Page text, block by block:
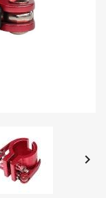
